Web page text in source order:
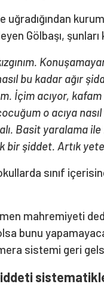
uğradığından
Gölbaşı,
bu kadar ağır
İçim acıyor,
o acıya
Basit yaralama
şiddet. Artık
sınıf
mahremiyeti
bunu
sistemi geri